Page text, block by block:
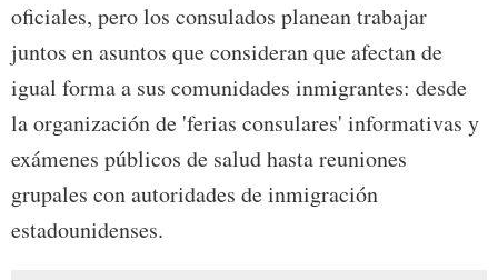
oficiales, pero los consulados planean trabajar
juntos en asuntos que consideran que afectan de
igual forma a sus comunidades inmigrantes: desde
la organización de 'ferias consulares' informativas y
exámenes públicos de salud hasta reuniones
grupales con autoridades de inmigración
estadounidenses.